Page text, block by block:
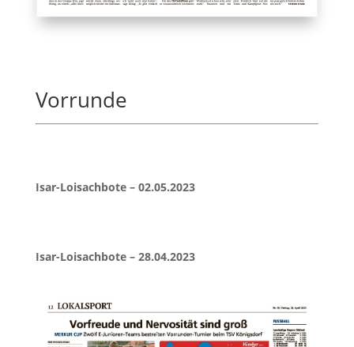
Vorrunde
Isar-Loisachbote – 02.05.2023
Isar-Loisachbote – 28.04.2023